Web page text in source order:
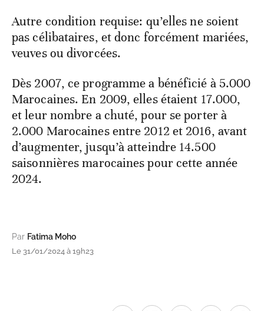
Autre condition requise: qu’elles ne soient
pas célibataires, et donc forcément mariées,
veuves ou divorcées.
Dès 2007, ce programme a bénéficié à 5.000
Marocaines. En 2009, elles étaient 17.000,
et leur nombre a chuté, pour se porter à
2.000 Marocaines entre 2012 et 2016, avant
d’augmenter, jusqu’à atteindre 14.500
saisonnières marocaines pour cette année
2024.
Par Fatima Moho
Le 31/01/2024 à 19h23